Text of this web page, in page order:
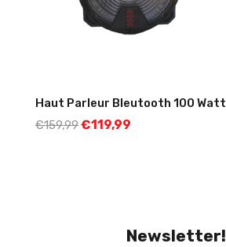
Haut Parleur Bleutooth 100 Watt
€159,99€119,99
Newsletter!